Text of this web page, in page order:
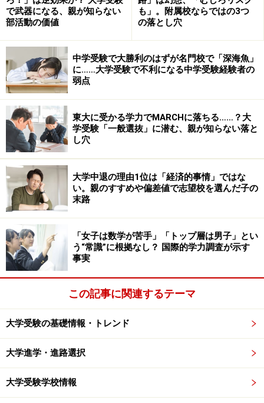
で武器になる、親が知らない
部活動の価値
も」。附属校ならではの3つ
の落とし穴
中学受験で大勝利のはずが名門校で「深海魚」
に……大学受験で不利になる中学受験経験者の
弱点
東大に受かる学力でMARCHに落ちる……？大
学受験「一般選抜」に潜む、親が知らない落と
し穴
大学中退の理由1位は「経済的事情」ではな
い。親のすすめや偏差値で志望校を選んだ子の
末路
「女子は数学が苦手」「トップ層は男子」とい
う“常識”に根拠なし？ 国際的学力調査が示す
事実
この記事に関連するテーマ
大学受験の基礎情報・トレンド
大学進学・進路選択
大学受験学校情報